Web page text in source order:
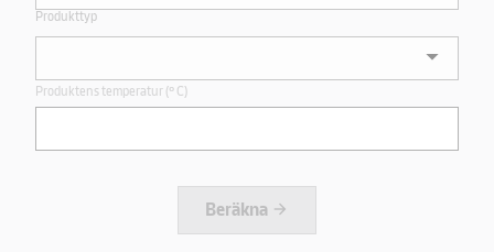
Produkttyp
Produktens temperatur (º C)
Beräkna arrow_forward